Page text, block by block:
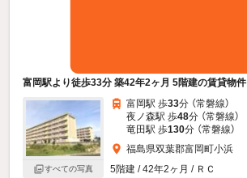
富岡駅より徒歩33分 築42年2ヶ月 5階建の賃貸物件
すべての写真
富岡駅 歩33分 （常磐線）
夜ノ森駅 歩48分 （常磐線）
竜田駅 歩130分 （常磐線）
福島県双葉郡富岡町小浜
5階建 / 42年2ヶ月 / ＲＣ